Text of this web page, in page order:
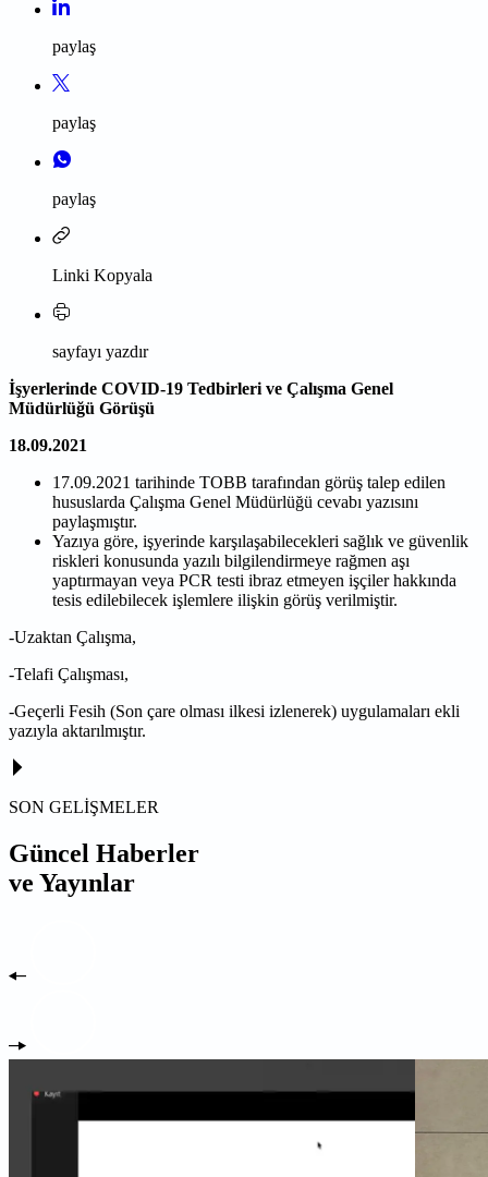
paylaş
paylaş
paylaş
Linki Kopyala
sayfayı yazdır
İşyerlerinde COVID-19 Tedbirleri ve Çalışma Genel
Müdürlüğü Görüşü
18.09.2021
17.09.2021 tarihinde TOBB tarafından görüş talep edilen
hususlarda Çalışma Genel Müdürlüğü cevabı yazısını
paylaşmıştır.
Yazıya göre, işyerinde karşılaşabilecekleri sağlık ve güvenlik
riskleri konusunda yazılı bilgilendirmeye rağmen aşı
yaptırmayan veya PCR testi ibraz etmeyen işçiler hakkında
tesis edilebilecek işlemlere ilişkin görüş verilmiştir.
-Uzaktan Çalışma,
-Telafi Çalışması,
-Geçerli Fesih (Son çare olması ilkesi izlenerek) uygulamaları ekli
yazıyla aktarılmıştır.
SON GELİŞMELER
Güncel Haberler
ve Yayınlar